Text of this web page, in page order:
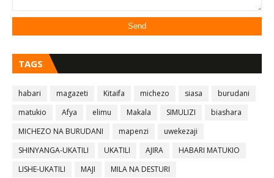
TAGS
habari magazeti Kitaifa michezo siasa
burudani
matukio
Afya elimu Makala SIMULIZI
biashara
MICHEZO NA BURUDANI
mapenzi
uwekezaji
SHINYANGA-UKATILI
UKATILI AJIRA
HABARI MATUKIO
LISHE-UKATILI
MAJI
MILA NA DESTURI